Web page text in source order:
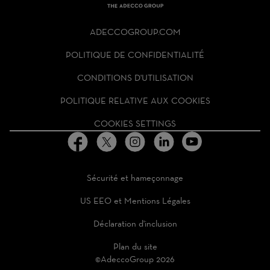
HOMEPAGE
ADECCOGROUP.COM
POLITIQUE DE CONFIDENTIALITÉ
CONDITIONS D'UTILISATION
POLITIQUE RELATIVE AUX COOKIES
COOKIES SETTINGS
Sécurité et hameçonnage
US EEO et Mentions Légales
Déclaration d'inclusion
Plan du site
©AdeccoGroup 2026